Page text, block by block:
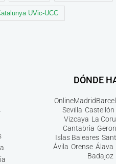
UVic-UCC
DÓNDE
OnlineMadrid
Sevilla Castellón
Vizcaya La
Cantabria
Islas Baleares
Ávila Orense Álava
Badajoz